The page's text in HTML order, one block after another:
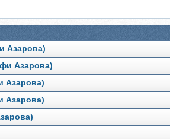
Азарова)
Азарова)
Азарова)
Азарова)